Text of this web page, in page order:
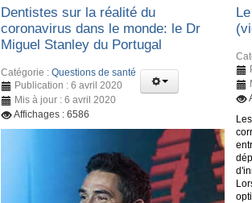
Dentistes sur la réalité du
coronavirus dans le monde: le Dr
Miguel Stanley du Portugal
Catégorie : Questions de santé
Publication : 6 avril 2020
Mis à jour : 6 avril 2020
Affichages : 6586